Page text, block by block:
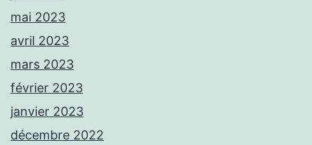
mai 2023
avril 2023
mars 2023
février 2023
janvier 2023
décembre 2022